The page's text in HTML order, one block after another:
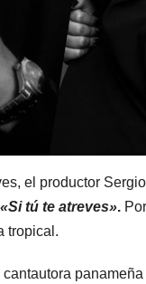
el productor
«Si tú te atreves».
tropical.